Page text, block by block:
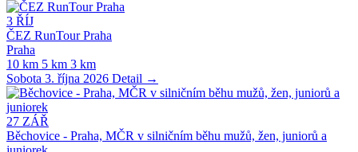
3 ŘÍJ
ČEZ RunTour Praha
Praha
10 km 5 km 3 km
Sobota 3. října 2026 Detail →
27 ZÁŘ
Běchovice - Praha, MČR v silničním běhu mužů, žen, juniorů a